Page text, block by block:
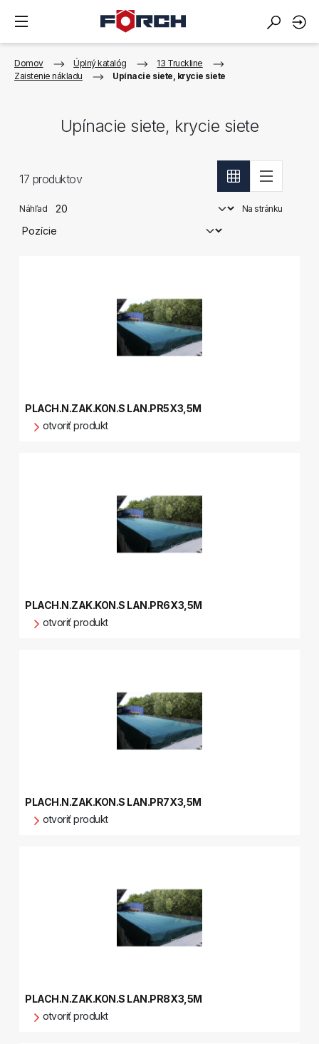
Domov Úplný katalóg
13 Truckline
Zaistenie nákladu
Upínacie siete, krycie siete
Upínacie siete, krycie siete
17 produktov
Náhľad Na stránku
PLACH.N.ZAK.KON.S LAN.PR5X3,5M
otvoriť produkt
PLACH.N.ZAK.KON.S LAN.PR6X3,5M
otvoriť produkt
PLACH.N.ZAK.KON.S LAN.PR7X3,5M
otvoriť produkt
PLACH.N.ZAK.KON.S LAN.PR8X3,5M
otvoriť produkt